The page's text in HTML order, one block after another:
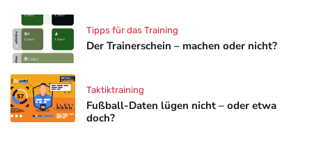
Der Trainerschein – machen oder nicht?
Tipps für das Training
Fußball-Daten lügen nicht – oder etwa
doch?
Taktiktraining